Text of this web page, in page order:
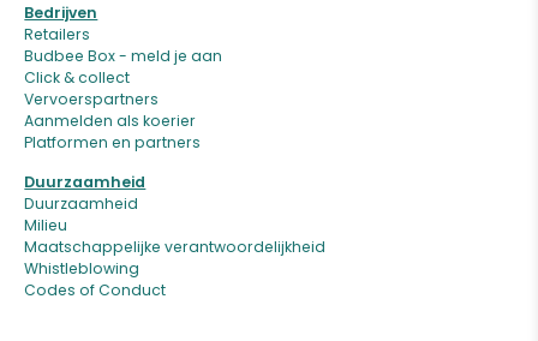
Bedrijven
Retailers
Budbee Box - meld je aan
Click & collect
Vervoerspartners
Aanmelden als koerier
Platformen en partners
Duurzaamheid
Duurzaamheid
Milieu
Maatschappelijke verantwoordelijkheid
Whistleblowing
Codes of Conduct